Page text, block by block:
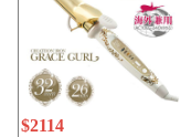
$2114